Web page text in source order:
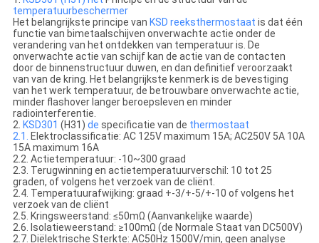
temperatuurbeschermer
Het belangrijkste principe van KSD reeksthermostaat is dat één
functie van bimetaalschijven onverwachte actie onder de
verandering van het ontdekken van temperatuur is. De
onverwachte actie van schijf kan de actie van de contacten
door de binnenstructuur duwen, en dan definitief veroorzaakt
van van de kring. Het belangrijkste kenmerk is de bevestiging
van het werk temperatuur, de betrouwbare onverwachte actie,
minder flashover langer beroepsleven en minder
radiointerferentie.
2. KSD301 (H31) de specificatie van de thermostaat
2.1. Elektroclassificatie: AC 125V maximum 15A; AC250V 5A 10A
15A maximum 16A
2.2. Actietemperatuur: -10~300 graad
2.3. Terugwinning en actietemperatuurverschil: 10 tot 25
graden, of volgens het verzoek van de cliënt.
2.4. Temperatuurafwijking: graad +-3/+-5/+-10 of volgens het
verzoek van de cliënt
2.5. Kringsweerstand: ≤50mΩ (Aanvankelijke waarde)
2.6. Isolatieweerstand: ≥100mΩ (de Normale Staat van DC500V)
2.7. Diëlektrische Sterkte: AC50Hz 1500V/min, geen analyse